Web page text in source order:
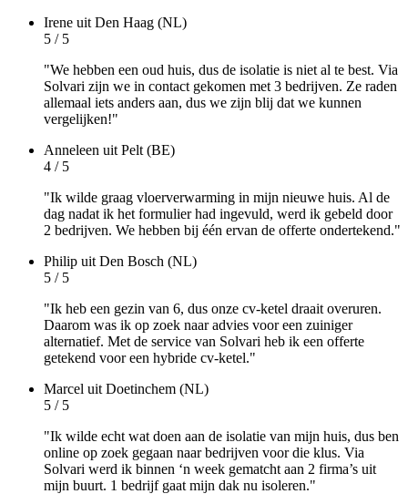
Irene uit Den Haag (NL)
5 / 5
"We hebben een oud huis, dus de isolatie is niet al te best. Via
Solvari zijn we in contact gekomen met 3 bedrijven. Ze raden
allemaal iets anders aan, dus we zijn blij dat we kunnen
vergelijken!"
Anneleen uit Pelt (BE)
4 / 5
"Ik wilde graag vloerverwarming in mijn nieuwe huis. Al de
dag nadat ik het formulier had ingevuld, werd ik gebeld door
2 bedrijven. We hebben bij één ervan de offerte ondertekend."
Philip uit Den Bosch (NL)
5 / 5
"Ik heb een gezin van 6, dus onze cv-ketel draait overuren.
Daarom was ik op zoek naar advies voor een zuiniger
alternatief. Met de service van Solvari heb ik een offerte
getekend voor een hybride cv-ketel."
Marcel uit Doetinchem (NL)
5 / 5
"Ik wilde echt wat doen aan de isolatie van mijn huis, dus ben
online op zoek gegaan naar bedrijven voor die klus. Via
Solvari werd ik binnen ‘n week gematcht aan 2 firma’s uit
mijn buurt. 1 bedrijf gaat mijn dak nu isoleren."